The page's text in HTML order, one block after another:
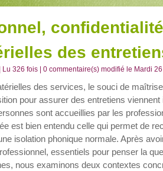
des
326 fois | 0 commentaire(s) modifié le Mardi
des services, le souci de
pour assurer des entretiens viennent
sont accueillies par les
est bien entendu celle qui permet de
isolation phonique normale. Après
essentiels pour penser la
nous examinons deux contextes